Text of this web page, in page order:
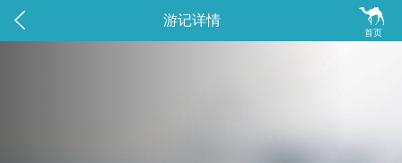
 
首页
游记详情